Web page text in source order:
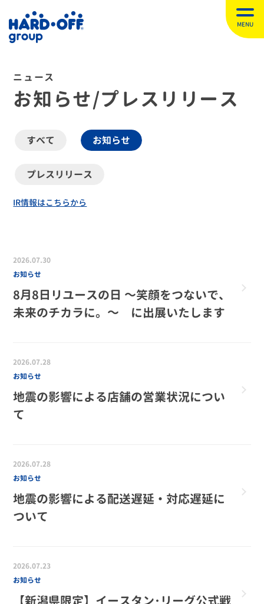
MENU
ニュース
お知らせ/プレスリリース
すべて お知らせ
プレスリリース
IR情報はこちらから
2026.07.30
お知らせ
8月8日リユースの日 ～笑顔をつないで、
未来のチカラに。～ に出展いたします
2026.07.28
お知らせ
地震の影響による店舗の営業状況につい
て
2026.07.28
お知らせ
地震の影響による配送遅延・対応遅延に
ついて
2026.07.23
お知らせ
【新潟県限定】イースタン･リーグ公式戦